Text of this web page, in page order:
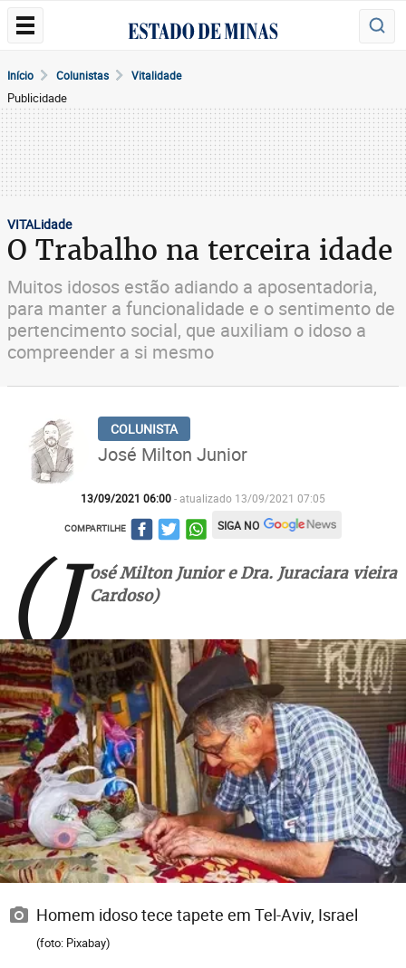
Início Colunistas Vitalidade
Publicidade
VITALidade
O Trabalho na terceira idade
Muitos idosos estão adiando a aposentadoria,
para manter a funcionalidade e o sentimento de
pertencimento social, que auxiliam o idoso a
compreender a si mesmo
José Milton Junior
13/09/2021 06:00- atualizado 13/09/2021 07:05
COMPARTILHE SIGA NO
(J osé Milton Junior e Dra. Juraciara vieira
Cardoso)
Homem idoso tece tapete em Tel-Aviv, Israel
(foto: Pixabay)